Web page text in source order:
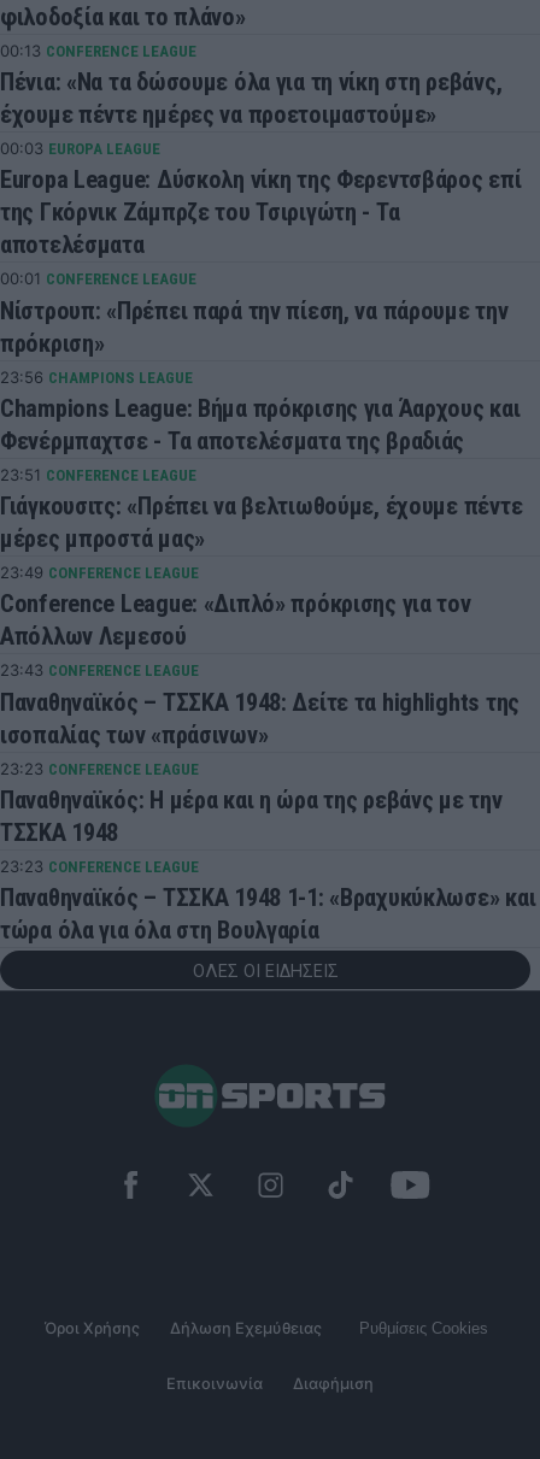
φιλοδοξία και το πλάνο»
00:13 CONFERENCE LEAGUE
Πένια: «Να τα δώσουμε όλα για τη νίκη στη ρεβάνς,
έχουμε πέντε ημέρες να προετοιμαστούμε»
00:03 EUROPA LEAGUE
Europa League: Δύσκολη νίκη της Φερεντσβάρος επί
της Γκόρνικ Ζάμπρζε του Τσιριγώτη - Τα
αποτελέσματα
00:01 CONFERENCE LEAGUE
Νίστρουπ: «Πρέπει παρά την πίεση, να πάρουμε την
πρόκριση»
23:56 CHAMPIONS LEAGUE
Champions League: Βήμα πρόκρισης για Άαρχους και
Φενέρμπαχτσε - Τα αποτελέσματα της βραδιάς
23:51 CONFERENCE LEAGUE
Γιάγκουσιτς: «Πρέπει να βελτιωθούμε, έχουμε πέντε
μέρες μπροστά μας»
23:49 CONFERENCE LEAGUE
Conference League: «Διπλό» πρόκρισης για τον
Απόλλων Λεμεσού
23:43 CONFERENCE LEAGUE
Παναθηναϊκός – ΤΣΣΚΑ 1948: Δείτε τα highlights της
ισοπαλίας των «πράσινων»
23:23 CONFERENCE LEAGUE
Παναθηναϊκός: Η μέρα και η ώρα της ρεβάνς με την
ΤΣΣΚΑ 1948
23:23 CONFERENCE LEAGUE
Παναθηναϊκός – ΤΣΣΚΑ 1948 1-1: «Βραχυκύκλωσε» και
τώρα όλα για όλα στη Βουλγαρία
ΟΛΕΣ ΟΙ ΕΙΔΗΣΕΙΣ
Όροι Χρήσης Δήλωση Εχεμύθειας Ρυθμίσεις Cookies
Επικοινωνία Διαφήμιση